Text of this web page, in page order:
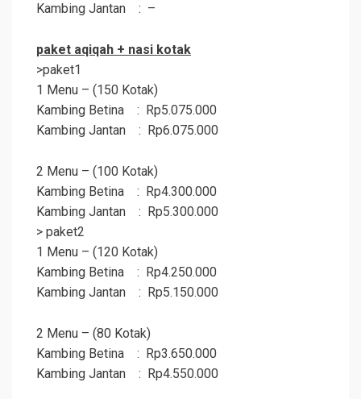
Kambing Jantan : –
paket aqiqah + nasi kotak
>paket1
1 Menu – (150 Kotak)
Kambing Betina : Rp5.075.000
Kambing Jantan : Rp6.075.000
2 Menu – (100 Kotak)
Kambing Betina : Rp4.300.000
Kambing Jantan : Rp5.300.000
> paket2
1 Menu – (120 Kotak)
Kambing Betina : Rp4.250.000
Kambing Jantan : Rp5.150.000
2 Menu – (80 Kotak)
Kambing Betina : Rp3.650.000
Kambing Jantan : Rp4.550.000